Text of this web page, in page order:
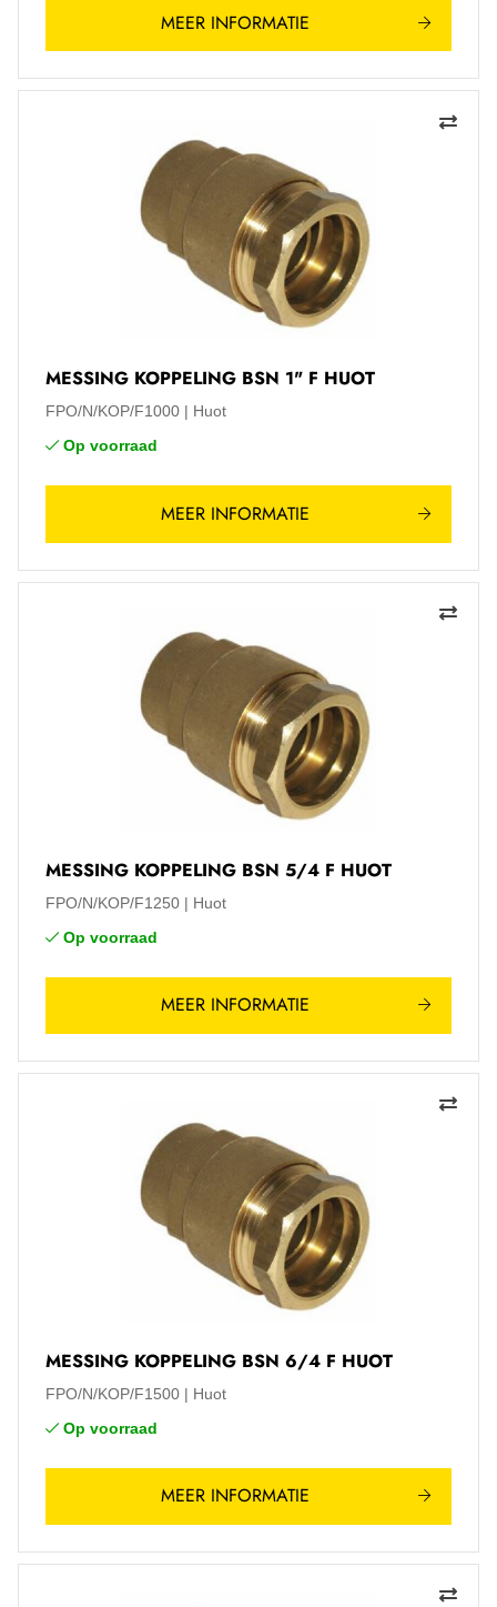
MEER INFORMATIE
MESSING KOPPELING BSN 1" F HUOT
FPO/N/KOP/F1000
Huot
Op voorraad
MEER INFORMATIE
MESSING KOPPELING BSN 5/4 F HUOT
FPO/N/KOP/F1250
Huot
Op voorraad
MEER INFORMATIE
MESSING KOPPELING BSN 6/4 F HUOT
FPO/N/KOP/F1500
Huot
Op voorraad
MEER INFORMATIE